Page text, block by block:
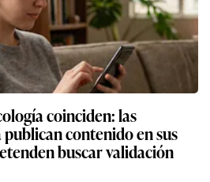
coinciden: las
contenido en sus
buscar validación